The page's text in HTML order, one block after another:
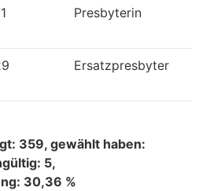
Presbyterin
Ersatzpresbyter
359, gewählt haben:
5,
30,36 %